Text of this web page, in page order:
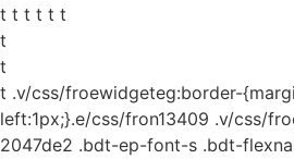
t t t t t t
t
t
t .v/css/froewidgeteg:border-
left:1px;}.e/css/fron13409 .v/css/
2047de2 .bdt-ep-font-s .bdt-